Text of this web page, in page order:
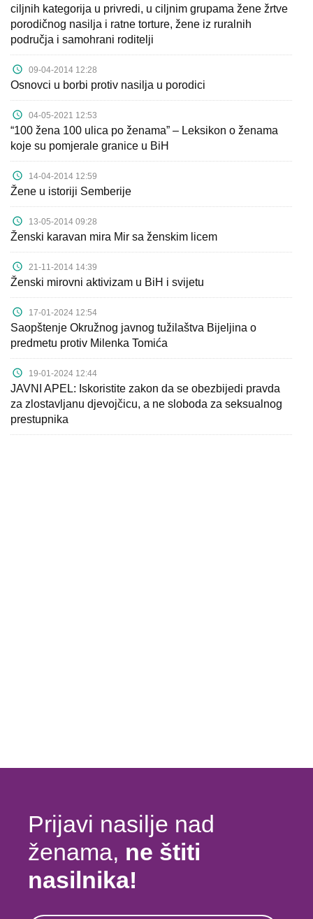
ciljnih kategorija u privredi, u ciljnim grupama žene žrtve
porodičnog nasilja i ratne torture, žene iz ruralnih
područja i samohrani roditelji
09-04-2014 12:28
Osnovci u borbi protiv nasilja u porodici
04-05-2021 12:53
“100 žena 100 ulica po ženama” – Leksikon o ženama
koje su pomjerale granice u BiH
14-04-2014 12:59
Žene u istoriji Semberije
13-05-2014 09:28
Ženski karavan mira Mir sa ženskim licem
21-11-2014 14:39
Ženski mirovni aktivizam u BiH i svijetu
17-01-2024 12:54
Saopštenje Okružnog javnog tužilaštva Bijeljina o
predmetu protiv Milenka Tomića
19-01-2024 12:44
JAVNI APEL: Iskoristite zakon da se obezbijedi pravda
za zlostavljanu djevojčicu, a ne sloboda za seksualnog
prestupnika
Prijavi nasilje nad
ženama, ne štiti
nasilnika!